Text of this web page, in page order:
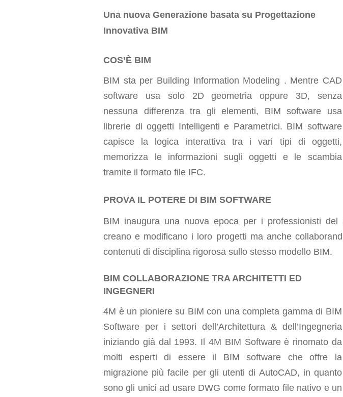
Una nuova Generazione basata su Progettazione
Innovativa BIM
COS’È BIM
BIM sta per Building Information Modeling . Mentre CAD
software usa solo 2D geometria oppure 3D, senza
nessuna differenza tra gli elementi, BIM software usa
librerie di oggetti Intelligenti e Parametrici. BIM software
capisce la logica interattiva tra i vari tipi di oggetti,
memorizza le informazioni sugli oggetti e le scambia
tramite il formato file IFC.
PROVA IL POTERE DI BIM SOFTWARE
BIM inaugura una nuova epoca per i professionisti del
creano e modificano i loro progetti ma anche
contenuti di disciplina rigorosa sullo stesso modello BIM.
BIM COLLABORAZIONE TRA ARCHITETTI ED
INGEGNERI
4M è un pioniere su BIM con una completa gamma di BIM
Software per i settori dell’Architettura & dell’Ingegneria
iniziando già dal 1993. Il 4M BIM Software è rinomato da
molti esperti di essere il BIM software che offre la
migrazione più facile per gli utenti di AutoCAD, in quanto
sono gli unici ad usare DWG come formato file nativo e un